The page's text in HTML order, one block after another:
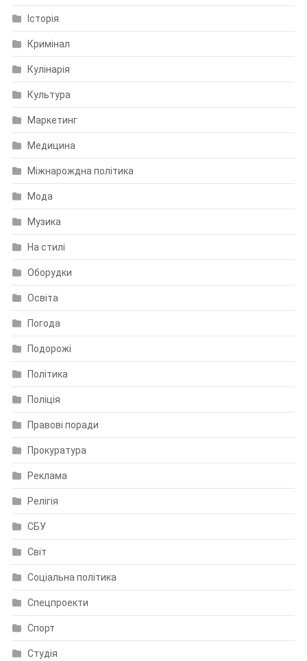
Історія
Кримінал
Кулінарія
Культура
Маркетинг
Медицина
Міжнарождна політика
Мода
Музика
На стилі
Оборудки
Освіта
Погода
Подорожі
Політика
Поліція
Правові поради
Прокуратура
Реклама
Релігія
СБУ
Світ
Соціальна політика
Спецпроекти
Спорт
Студія